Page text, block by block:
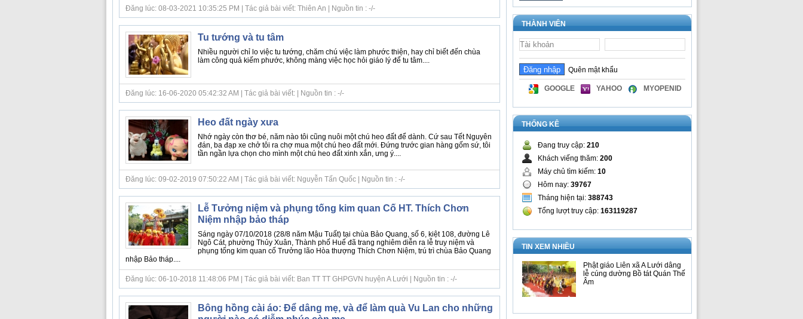
Đăng lúc: 08-03-2021 10:35:25 PM | Tác giả bài viết: Thiên An | Nguồn tin : -/-
Tu tướng và tu tâm
Nhiều người chỉ lo việc tu tướng, chăm chú việc làm phước thiện, hay chỉ biết đến chùa
làm công quả kiếm phước, không màng việc học hỏi giáo lý để tu tâm....
Đăng lúc: 16-06-2020 05:42:32 AM | Tác giả bài viết: | Nguồn tin : -/-
Heo đất ngày xưa
Nhớ ngày còn thơ bé, năm nào tôi cũng nuôi một chú heo đất để dành. Cứ sau Tết Nguyên
đán, ba đạp xe chở tôi ra chợ mua một chú heo đất mới. Đứng trước gian hàng gốm sứ, tôi
tần ngần lựa chọn cho mình một chú heo đất xinh xắn, ưng ý....
Đăng lúc: 09-02-2019 07:50:22 AM | Tác giả bài viết: Nguyễn Tấn Quốc | Nguồn tin : -/-
Lễ Tưởng niệm và phụng tống kim quan Cố HT. Thích Chơn
Niệm nhập bảo tháp
Sáng ngày 07/10/2018 (28/8 năm Mậu Tuất) tại chùa Bảo Quang, số 6, kiệt 108, đường Lê
Ngô Cát, phường Thủy Xuân, Thành phố Huế đã trang nghiêm diễn ra lễ truy niệm và
phụng tống kim quan cố Trưởng lão Hòa thượng Thích Chơn Niệm, trú trì chùa Bảo Quang
nhập Bảo tháp....
Đăng lúc: 06-10-2018 11:48:06 PM | Tác giả bài viết: Ban TT TT GHPGVN huyện A Lưới | Nguồn tin : -/-
Bông hồng cài áo: Để dâng mẹ, và để làm quà Vu Lan cho những
THÀNH VIÊN
Quên mật khẩu
GOOGLE YAHOO MYOPENID
THỐNG KÊ
Đang truy cập: 210
Khách viếng thăm: 200
Máy chủ tìm kiếm: 10
Hôm nay: 39767
Tháng hiện tại: 388743
Tổng lượt truy cập: 163119287
TIN XEM NHIỀU
Phật giáo Liên xã A Lưới dâng
lễ cúng dường Bồ tát Quán Thế
Âm